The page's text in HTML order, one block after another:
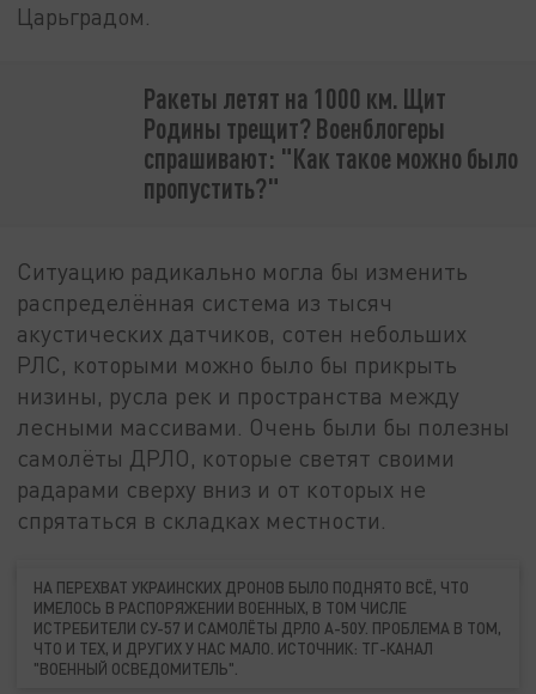
Царьградом.
Ракеты летят на 1000 км. Щит
Родины трещит? Военблогеры
спрашивают: "Как такое можно было
пропустить?"
Ситуацию радикально могла бы изменить
распределённая система из тысяч
акустических датчиков, сотен небольших
РЛС, которыми можно было бы прикрыть
низины, русла рек и пространства между
лесными массивами. Очень были бы полезны
самолёты ДРЛО, которые светят своими
радарами сверху вниз и от которых не
спрятаться в складках местности.
НА ПЕРЕХВАТ УКРАИНСКИХ ДРОНОВ БЫЛО ПОДНЯТО ВСЁ, ЧТО
ИМЕЛОСЬ В РАСПОРЯЖЕНИИ ВОЕННЫХ, В ТОМ ЧИСЛЕ
ИСТРЕБИТЕЛИ СУ-57 И САМОЛЁТЫ ДРЛО А-50У. ПРОБЛЕМА В ТОМ,
ЧТО И ТЕХ, И ДРУГИХ У НАС МАЛО. ИСТОЧНИК: ТГ-КАНАЛ
"ВОЕННЫЙ ОСВЕДОМИТЕЛЬ".